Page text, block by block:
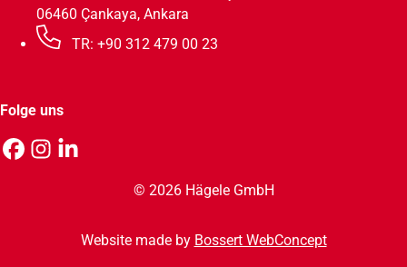
06460 Çankaya, Ankara
TR: +90 312 479 00 23
Folge uns
© 2026 Hägele GmbH
Website made by Bossert WebConcept